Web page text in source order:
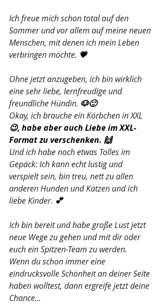
Ich freue mich schon total auf den
Sommer und vor allem auf meine neuen
Menschen, mit denen ich mein Leben
verbringen möchte. 💗
Ohne jetzt anzugeben, ich bin wirklich
eine sehr liebe, lernfreudige und
freundliche Hündin. 🐶🙂
Okay, ich brauche ein Körbchen in XXL
😉, habe aber auch Liebe im XXL-
Format zu verschenken. 🙌
Und ich habe noch etwas Tolles im
Gepäck: Ich kann echt lustig und
verspielt sein, bin treu, nett zu allen
anderen Hunden und Katzen und ich
liebe Kinder. 💕
Ich bin bereit und habe große Lust jetzt
neue Wege zu gehen und mit dir oder
euch ein Spitzen-Team zu werden.
Wenn du schon immer eine
eindrucksvolle Schönheit an deiner Seite
haben wolltest, dann ergreife jetzt deine
Chance...